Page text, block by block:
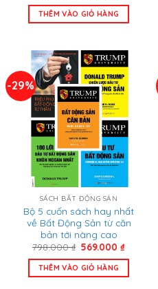
là:
198.000 ₫.
tại
THÊM VÀO GIỎ HÀNG
-29%
SÁCH BẤT ĐỘNG SẢN
Bộ 5 cuốn sách hay nhất
về Bất Động Sản từ căn
bản tới nâng cao
798.000₫ Giá
là:
798.000 ₫.
569.000₫Giá
tại
THÊM VÀO GIỎ HÀNG